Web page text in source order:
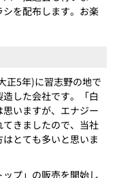
を配布します。お楽
正5年)に習志野の地で
した会社です。「白
いますが、エナジー
きましたので、当社
とても多いと思いま
プ」の販売を開始し